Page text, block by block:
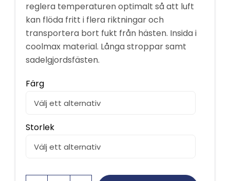
reglera temperaturen optimalt så att luft
kan flöda fritt i flera riktningar och
transportera bort fukt från hästen. Insida i
coolmax material. Långa stroppar samt
sadelgjordsfästen.
Färg
Storlek